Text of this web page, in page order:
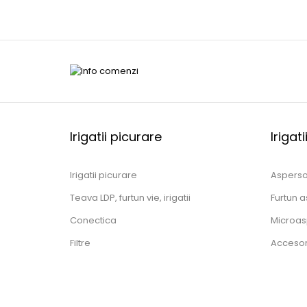
Irigatii picurare
Irigatii picurare
Teava LDP, furtun vie, irigatii
Conectica
Filtre
Furtun